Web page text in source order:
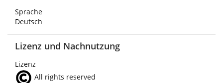
Sprache
Deutsch
Lizenz und Nachnutzung
Lizenz
All rights reserved